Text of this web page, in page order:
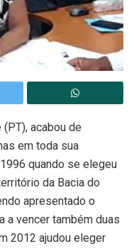
acabou de
em toda sua
quando se elegeu
da Bacia do
apresentado o
a vencer também duas
2012 ajudou eleger